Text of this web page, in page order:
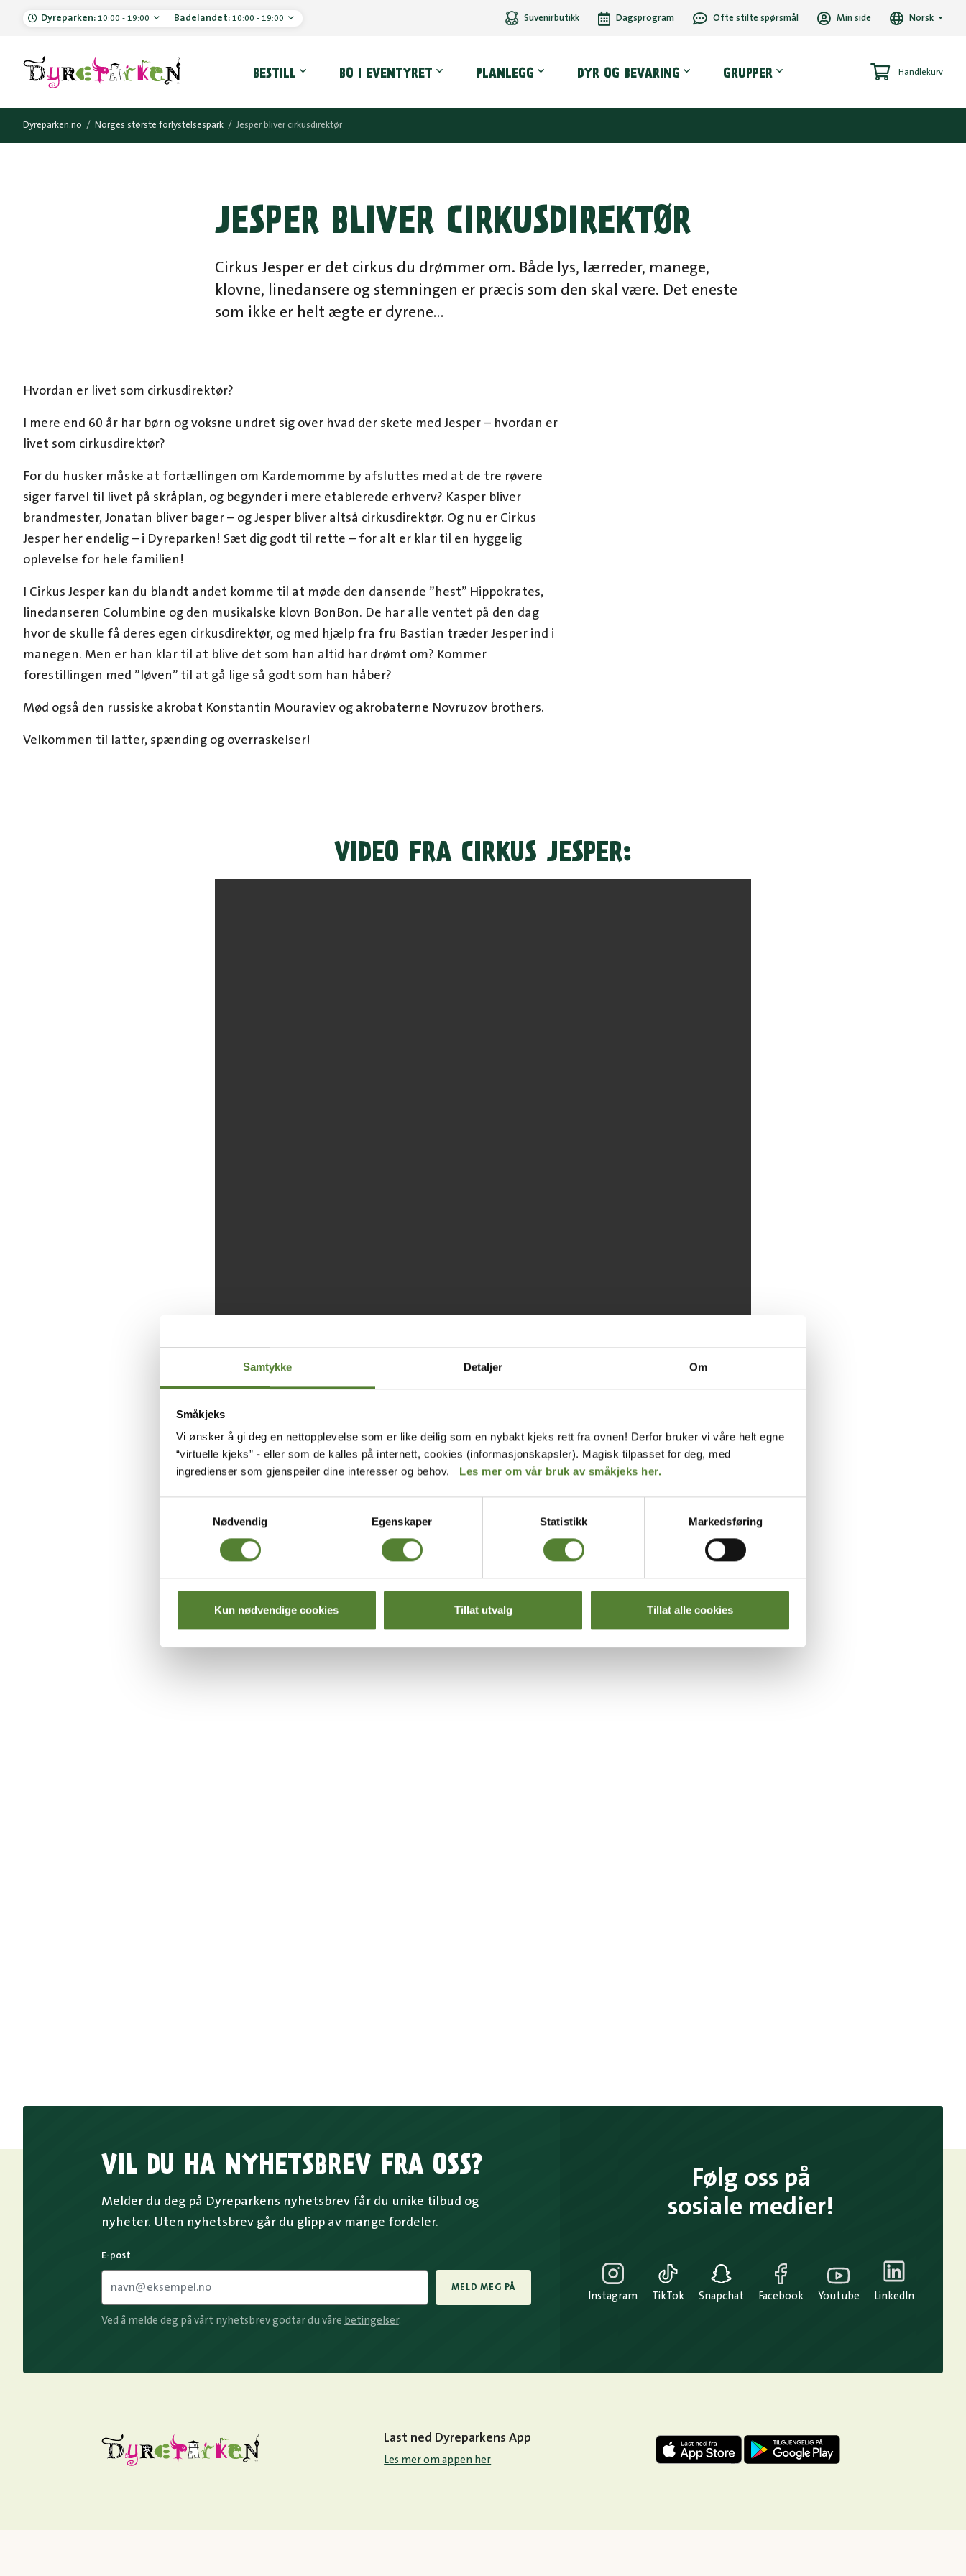
Samtykke Detaljer Om
Småkjeks
Vi ønsker å gi deg en nettopplevelse som er like deilig som en nybakt kjeks rett fra ovnen! Derfor bruker vi våre helt egne
“virtuelle kjeks” - eller som de kalles på internett, cookies (informasjonskapsler). Magisk tilpasset for deg, med
ingredienser som gjenspeiler dine interesser og behov. Les mer om vår bruk av småkjeks her.
Nødvendig
Egenskaper Statistikk Markedsføring
Kun nødvendige cookies Tillat utvalg Tillat alle cookies
Dyreparken: 10:00 - 19:00 Badelandet: 10:00 - 19:00 Suvenirbutikk Dagsprogram Ofte stilte spørsmål Min side Norsk
BESTILL BO I EVENTYRET PLANLEGG DYR OG BEVARING GRUPPER Handlekurv
Dyreparken.no / Norges største forlystelsespark / Jesper bliver cirkusdirektør
JESPER BLIVER CIRKUSDIREKTØR
Cirkus Jesper er det cirkus du drømmer om. Både lys, lærreder, manege,
klovne, linedansere og stemningen er præcis som den skal være. Det eneste
som ikke er helt ægte er dyrene…
Hvordan er livet som cirkusdirektør?
I mere end 60 år har børn og voksne undret sig over hvad der skete med Jesper – hvordan er
livet som cirkusdirektør?
For du husker måske at fortællingen om Kardemomme by afsluttes med at de tre røvere
siger farvel til livet på skråplan, og begynder i mere etablerede erhverv? Kasper bliver
brandmester, Jonatan bliver bager – og Jesper bliver altså cirkusdirektør. Og nu er Cirkus
Jesper her endelig – i Dyreparken! Sæt dig godt til rette – for alt er klar til en hyggelig
oplevelse for hele familien!
I Cirkus Jesper kan du blandt andet komme til at møde den dansende ”hest” Hippokrates,
linedanseren Columbine og den musikalske klovn BonBon. De har alle ventet på den dag
hvor de skulle få deres egen cirkusdirektør, og med hjælp fra fru Bastian træder Jesper ind i
manegen. Men er han klar til at blive det som han altid har drømt om? Kommer
forestillingen med ”løven” til at gå lige så godt som han håber?
Mød også den russiske akrobat Konstantin Mouraviev og akrobaterne Novruzov brothers.
Velkommen til latter, spænding og overraskelser!
VIDEO FRA CIRKUS JESPER:
BILDER FRA CIRKUS JESPER:
VIL DU HA NYHETSBREV FRA OSS?
Melder du deg på Dyreparkens nyhetsbrev får du unike tilbud og
nyheter. Uten nyhetsbrev går du glipp av mange fordeler.
E-post
MELD MEG PÅ
Ved å melde deg på vårt nyhetsbrev godtar du våre betingelser.
Følg oss på
sosiale medier!
Instagram TikTok Snapchat Facebook Youtube LinkedIn
Last ned Dyreparkens App
Les mer om appen her